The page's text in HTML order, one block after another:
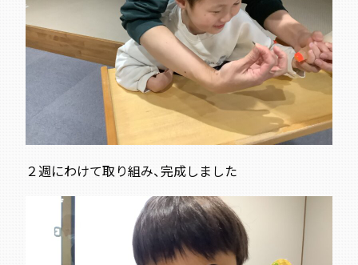
２週にわけて取り組み、完成しました